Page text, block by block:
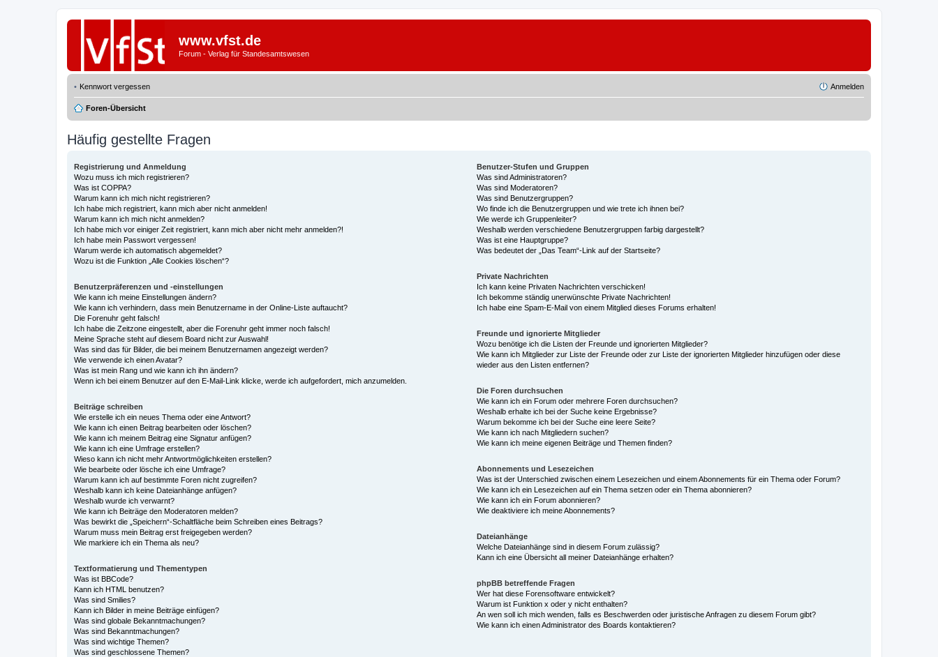
www.vfst.de
Forum - Verlag für Standesamtswesen
Kennwort vergessen Anmelden
Foren-Übersicht
Häufig gestellte Fragen
Registrierung und Anmeldung
Wozu muss ich mich registrieren?
Was ist COPPA?
Warum kann ich mich nicht registrieren?
Ich habe mich registriert, kann mich aber nicht anmelden!
Warum kann ich mich nicht anmelden?
Ich habe mich vor einiger Zeit registriert, kann mich aber nicht mehr anmelden?!
Ich habe mein Passwort vergessen!
Warum werde ich automatisch abgemeldet?
Wozu ist die Funktion „Alle Cookies löschen“?
Benutzerpräferenzen und -einstellungen
Wie kann ich meine Einstellungen ändern?
Wie kann ich verhindern, dass mein Benutzername in der Online-Liste auftaucht?
Die Forenuhr geht falsch!
Ich habe die Zeitzone eingestellt, aber die Forenuhr geht immer noch falsch!
Meine Sprache steht auf diesem Board nicht zur Auswahl!
Was sind das für Bilder, die bei meinem Benutzernamen angezeigt werden?
Wie verwende ich einen Avatar?
Was ist mein Rang und wie kann ich ihn ändern?
Wenn ich bei einem Benutzer auf den E-Mail-Link klicke, werde ich aufgefordert, mich anzumelden.
Beiträge schreiben
Wie erstelle ich ein neues Thema oder eine Antwort?
Wie kann ich einen Beitrag bearbeiten oder löschen?
Wie kann ich meinem Beitrag eine Signatur anfügen?
Wie kann ich eine Umfrage erstellen?
Wieso kann ich nicht mehr Antwortmöglichkeiten erstellen?
Wie bearbeite oder lösche ich eine Umfrage?
Warum kann ich auf bestimmte Foren nicht zugreifen?
Weshalb kann ich keine Dateianhänge anfügen?
Weshalb wurde ich verwarnt?
Wie kann ich Beiträge den Moderatoren melden?
Was bewirkt die „Speichern“-Schaltfläche beim Schreiben eines Beitrags?
Warum muss mein Beitrag erst freigegeben werden?
Wie markiere ich ein Thema als neu?
Textformatierung und Thementypen
Was ist BBCode?
Kann ich HTML benutzen?
Was sind Smilies?
Kann ich Bilder in meine Beiträge einfügen?
Was sind globale Bekanntmachungen?
Was sind Bekanntmachungen?
Was sind wichtige Themen?
Was sind geschlossene Themen?
Benutzer-Stufen und Gruppen
Was sind Administratoren?
Was sind Moderatoren?
Was sind Benutzergruppen?
Wo finde ich die Benutzergruppen und wie trete ich ihnen bei?
Wie werde ich Gruppenleiter?
Weshalb werden verschiedene Benutzergruppen farbig dargestellt?
Was ist eine Hauptgruppe?
Was bedeutet der „Das Team“-Link auf der Startseite?
Private Nachrichten
Ich kann keine Privaten Nachrichten verschicken!
Ich bekomme ständig unerwünschte Private Nachrichten!
Ich habe eine Spam-E-Mail von einem Mitglied dieses Forums erhalten!
Freunde und ignorierte Mitglieder
Wozu benötige ich die Listen der Freunde und ignorierten Mitglieder?
Wie kann ich Mitglieder zur Liste der Freunde oder zur Liste der ignorierten Mitglieder hinzufügen oder diese
wieder aus den Listen entfernen?
Die Foren durchsuchen
Wie kann ich ein Forum oder mehrere Foren durchsuchen?
Weshalb erhalte ich bei der Suche keine Ergebnisse?
Warum bekomme ich bei der Suche eine leere Seite?
Wie kann ich nach Mitgliedern suchen?
Wie kann ich meine eigenen Beiträge und Themen finden?
Abonnements und Lesezeichen
Was ist der Unterschied zwischen einem Lesezeichen und einem Abonnements für ein Thema oder Forum?
Wie kann ich ein Lesezeichen auf ein Thema setzen oder ein Thema abonnieren?
Wie kann ich ein Forum abonnieren?
Wie deaktiviere ich meine Abonnements?
Dateianhänge
Welche Dateianhänge sind in diesem Forum zulässig?
Kann ich eine Übersicht all meiner Dateianhänge erhalten?
phpBB betreffende Fragen
Wer hat diese Forensoftware entwickelt?
Warum ist Funktion x oder y nicht enthalten?
An wen soll ich mich wenden, falls es Beschwerden oder juristische Anfragen zu diesem Forum gibt?
Wie kann ich einen Administrator des Boards kontaktieren?